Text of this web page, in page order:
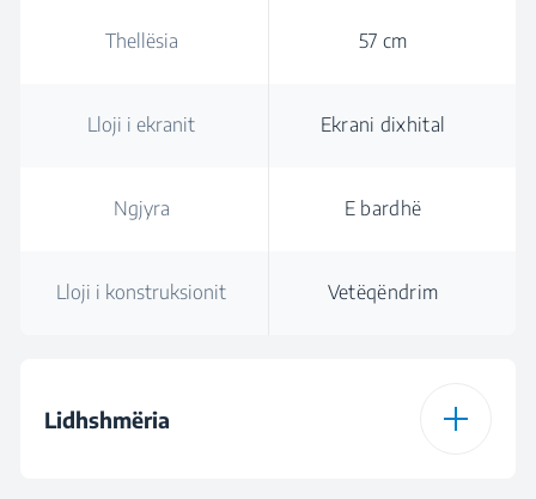
Thellësia 57 cm
Lloji i ekranit Ekrani dixhital
Ngjyra E bardhë
Lloji i konstruksionit Vetëqëndrim
Lidhshmëria